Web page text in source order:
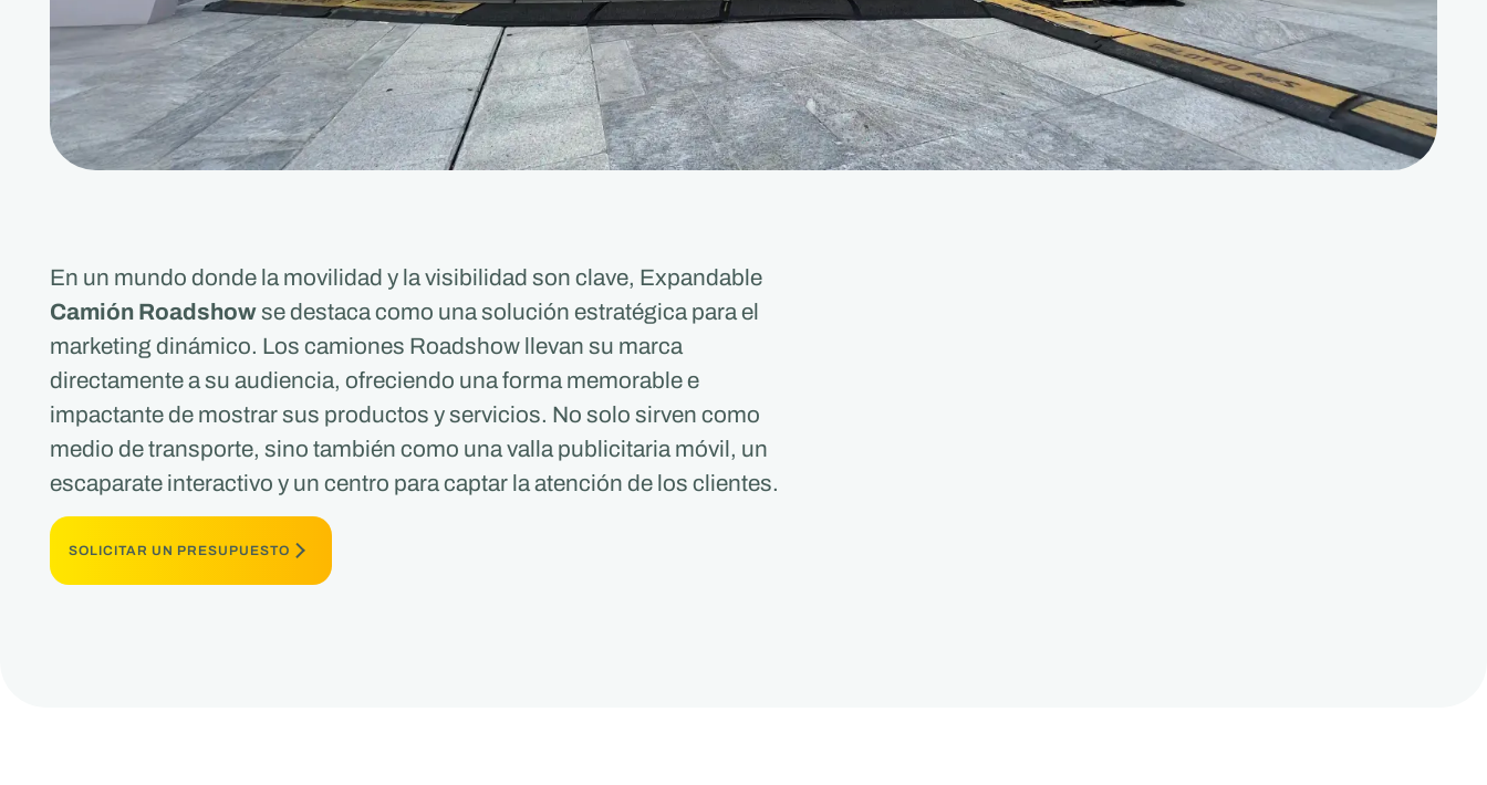
En un mundo donde la movilidad y la visibilidad son clave, Expandable
Camión Roadshowse destaca como una solución estratégica para el
marketing dinámico. Los camiones Roadshow llevan su marca
directamente a su audiencia, ofreciendo una forma memorable e
impactante de mostrar sus productos y servicios. No solo sirven como
medio de transporte, sino también como una valla publicitaria móvil, un
escaparate interactivo y un centro para captar la atención de los clientes.
SOLICITAR UN PRESUPUESTO